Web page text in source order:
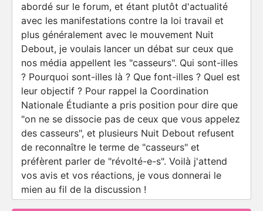
abordé sur le forum, et étant plutôt d'actualité
avec les manifestations contre la loi travail et
plus généralement avec le mouvement Nuit
Debout, je voulais lancer un débat sur ceux que
nos média appellent les "casseurs". Qui sont-illes
? Pourquoi sont-illes là ? Que font-illes ? Quel est
leur objectif ? Pour rappel la Coordination
Nationale Étudiante a pris position pour dire que
"on ne se dissocie pas de ceux que vous appelez
des casseurs", et plusieurs Nuit Debout refusent
de reconnaître le terme de "casseurs" et
préfèrent parler de "révolté-e-s". Voilà j'attend
vos avis et vos réactions, je vous donnerai le
mien au fil de la discussion !